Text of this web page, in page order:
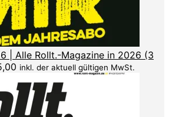
| Alle Rollt.-Magazine in 2026 (3
inkl. der aktuell gültigen MwSt.